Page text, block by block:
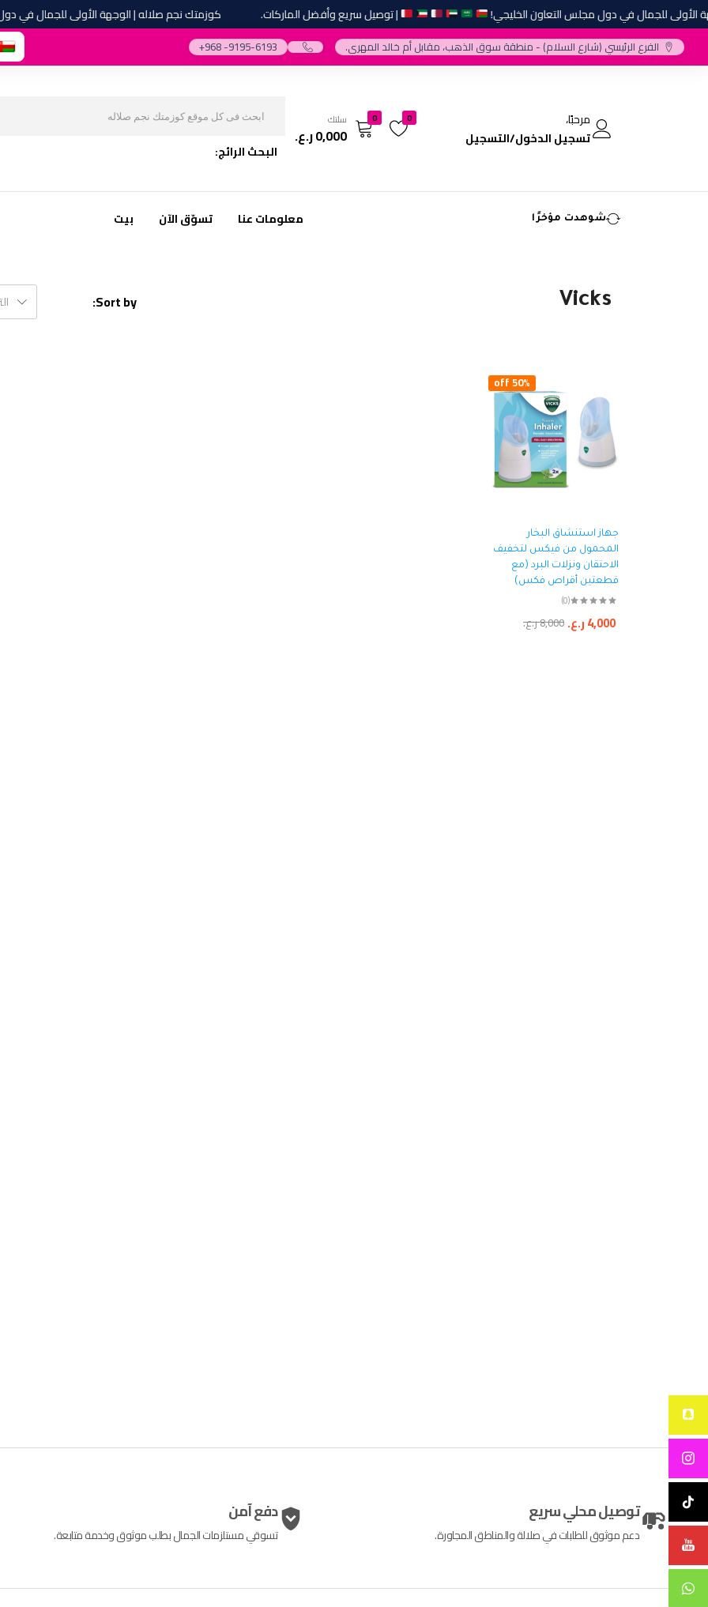
للجمال في دول مجلس التعاون الخليجي! | توصيل سريع وأفضل الماركات. كوزمتك نجم صلاله | الوجهة الأولى للجمال في دول
الفرع الرئيسي (شارع السلام) - منطقة سوق الذهب، مقابل أم خالد المهري. ‎+968 -9195-6193‎
البحث الرائج:
مرحبًا،
تسجيل الدخول/التسجيل
0
0 سلتك
0,000ر.ع.
بيت تسوّق الآن معلومات عنا شوهدت مؤخرًا
Vicks
Sort by:
50% off
جهاز استنشاق البخار
المحمول من فيكس لتخفيف
الاحتقان ونزلات البرد (مع
قطعتين أقراص فكس)
(0)
8,000ر.ع. 4,000ر.ع.
توصيل محلي سريع
دعم موثوق للطلبات في صلالة والمناطق المجاورة.
دفع آمن
تسوقي مستلزمات الجمال بطلب موثوق وخدمة متابعة.